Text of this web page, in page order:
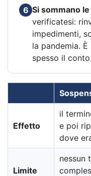
6 Si sommano
verificatesi:
impedimenti,
la pandemia.
spesso il conto.
Effetto
il
e poi
dove
Limite
nessun